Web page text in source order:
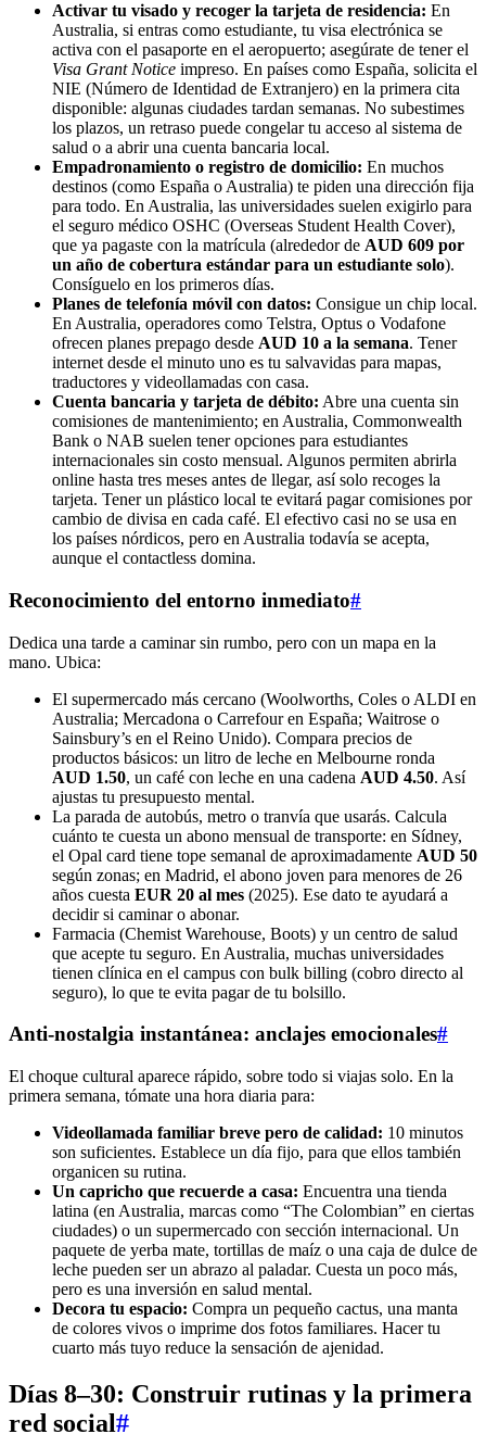
Activar tu visado y recoger la tarjeta de residencia: En
Australia, si entras como estudiante, tu visa electrónica se
activa con el pasaporte en el aeropuerto; asegúrate de tener el
Visa Grant Notice impreso. En países como España, solicita el
NIE (Número de Identidad de Extranjero) en la primera cita
disponible: algunas ciudades tardan semanas. No subestimes
los plazos, un retraso puede congelar tu acceso al sistema de
salud o a abrir una cuenta bancaria local.
Empadronamiento o registro de domicilio: En muchos
destinos (como España o Australia) te piden una dirección fija
para todo. En Australia, las universidades suelen exigirlo para
el seguro médico OSHC (Overseas Student Health Cover),
que ya pagaste con la matrícula (alrededor de AUD 609 por
un año de cobertura estándar para un estudiante solo).
Consíguelo en los primeros días.
Planes de telefonía móvil con datos: Consigue un chip local.
En Australia, operadores como Telstra, Optus o Vodafone
ofrecen planes prepago desde AUD 10 a la semana. Tener
internet desde el minuto uno es tu salvavidas para mapas,
traductores y videollamadas con casa.
Cuenta bancaria y tarjeta de débito: Abre una cuenta sin
comisiones de mantenimiento; en Australia, Commonwealth
Bank o NAB suelen tener opciones para estudiantes
internacionales sin costo mensual. Algunos permiten abrirla
online hasta tres meses antes de llegar, así solo recoges la
tarjeta. Tener un plástico local te evitará pagar comisiones por
cambio de divisa en cada café. El efectivo casi no se usa en
los países nórdicos, pero en Australia todavía se acepta,
aunque el contactless domina.
Reconocimiento del entorno inmediato#
Dedica una tarde a caminar sin rumbo, pero con un mapa en la
mano. Ubica:
El supermercado más cercano (Woolworths, Coles o ALDI en
Australia; Mercadona o Carrefour en España; Waitrose o
Sainsbury’s en el Reino Unido). Compara precios de
productos básicos: un litro de leche en Melbourne ronda
AUD 1.50, un café con leche en una cadena AUD 4.50. Así
ajustas tu presupuesto mental.
La parada de autobús, metro o tranvía que usarás. Calcula
cuánto te cuesta un abono mensual de transporte: en Sídney,
el Opal card tiene tope semanal de aproximadamente AUD 50
según zonas; en Madrid, el abono joven para menores de 26
años cuesta EUR 20 al mes (2025). Ese dato te ayudará a
decidir si caminar o abonar.
Farmacia (Chemist Warehouse, Boots) y un centro de salud
que acepte tu seguro. En Australia, muchas universidades
tienen clínica en el campus con bulk billing (cobro directo al
seguro), lo que te evita pagar de tu bolsillo.
Anti-nostalgia instantánea: anclajes emocionales#
El choque cultural aparece rápido, sobre todo si viajas solo. En la
primera semana, tómate una hora diaria para:
Videollamada familiar breve pero de calidad: 10 minutos
son suficientes. Establece un día fijo, para que ellos también
organicen su rutina.
Un capricho que recuerde a casa: Encuentra una tienda
latina (en Australia, marcas como “The Colombian” en ciertas
ciudades) o un supermercado con sección internacional. Un
paquete de yerba mate, tortillas de maíz o una caja de dulce de
leche pueden ser un abrazo al paladar. Cuesta un poco más,
pero es una inversión en salud mental.
Decora tu espacio: Compra un pequeño cactus, una manta
de colores vivos o imprime dos fotos familiares. Hacer tu
cuarto más tuyo reduce la sensación de ajenidad.
Días 8–30: Construir rutinas y la primera
red social#